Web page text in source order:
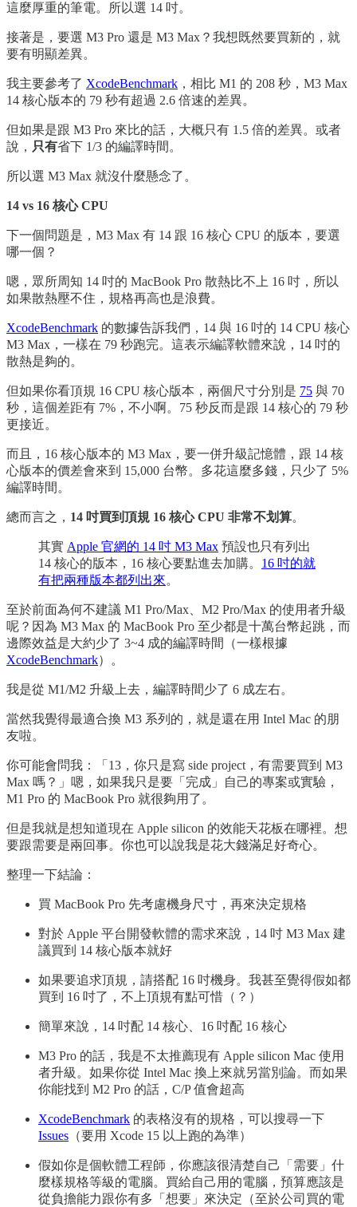
這麼厚重的筆電。所以選 14 吋。
接著是，要選 M3 Pro 還是 M3 Max？我想既然要買新的，就
要有明顯差異。
我主要參考了 XcodeBenchmark ，相比 M1 的 208 秒，M3 Max
14 核心版本的 79 秒有超過 2.6 倍速的差異。
但如果是跟 M3 Pro 來比的話，大概只有 1.5 倍的差異。或者
說， 只有省下 1/3 的編譯時間。
所以選 M3 Max 就沒什麼懸念了。
14 vs 16 核心 CPU
下一個問題是，M3 Max 有 14 跟 16 核心 CPU 的版本，要選
哪一個？
嗯，眾所周知 14 吋的 MacBook Pro 散熱比不上 16 吋，所以
如果散熱壓不住，規格再高也是浪費。
XcodeBenchmark 的數據告訴我們，14 與 16 吋的 14 CPU 核心
M3 Max，一樣在 79 秒跑完。這表示編譯軟體來說，14 吋的
散熱是夠的。
但如果你看頂規 16 CPU 核心版本，兩個尺寸分別是 75 與 70
秒，這個差距有 7%，不小啊。75 秒反而是跟 14 核心的 79 秒
更接近。
而且，16 核心版本的 M3 Max，要一併升級記憶體，跟 14 核
心版本的價差會來到 15,000 台幣。多花這麼多錢，只少了 5%
編譯時間。
總而言之， 14 吋買到頂規 16 核心 CPU 非常不划算。
其實 Apple 官網的 14 吋 M3 Max 預設也只有列出
14 核心的版本，16 核心要點進去加購。 16 吋的就
有把兩種版本都列出來。
至於前面為何不建議 M1 Pro/Max、M2 Pro/Max 的使用者升級
呢？因為 M3 Max 的 MacBook Pro 至少都是十萬台幣起跳，而
邊際效益是大約少了 3~4 成的編譯時間（一樣根據
XcodeBenchmark）。
我是從 M1/M2 升級上去，編譯時間少了 6 成左右。
當然我覺得最適合換 M3 系列的，就是還在用 Intel Mac 的朋
友啦。
你可能會問我：「13，你只是寫 side project，有需要買到 M3
Max 嗎？」嗯，如果我只是要「完成」自己的專案或實驗，
M1 Pro 的 MacBook Pro 就很夠用了。
但是我就是想知道現在 Apple silicon 的效能天花板在哪裡。想
要跟需要是兩回事。你也可以說我是花大錢滿足好奇心。
整理一下結論：
買 MacBook Pro 先考慮機身尺寸，再來決定規格
對於 Apple 平台開發軟體的需求來說，14 吋 M3 Max 建
議買到 14 核心版本就好
如果要追求頂規，請搭配 16 吋機身。我甚至覺得假如都
買到 16 吋了，不上頂規有點可惜（？）
簡單來說，14 吋配 14 核心、16 吋配 16 核心
M3 Pro 的話，我是不太推薦現有 Apple silicon Mac 使用
者升級。如果你從 Intel Mac 換上來就另當別論。而如果
你能找到 M2 Pro 的話，C/P 值會超高
XcodeBenchmark 的表格沒有的規格，可以搜尋一下
Issues （要用 Xcode 15 以上跑的為準）
假如你是個軟體工程師，你應該很清楚自己「需要」什
麼樣規格等級的電腦。買給自己用的電腦，預算應該是
從負擔能力跟你有多「想要」來決定（至於公司買的電